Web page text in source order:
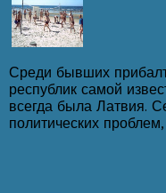
Среди бывших
республик самой
всегда была Латвия.
политических